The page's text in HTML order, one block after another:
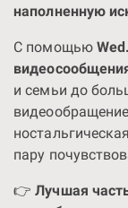
наполненную
С помощью
и семьи до
пару
👉Лучшая